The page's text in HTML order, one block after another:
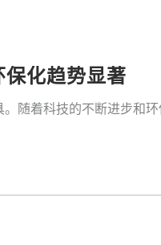
化趋势显著
随着科技的不断进步和